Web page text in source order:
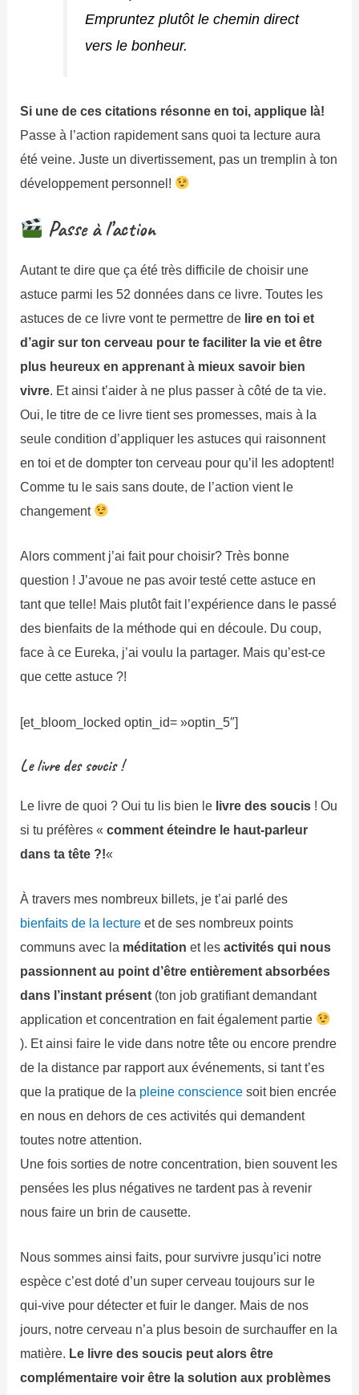
Empruntez plutôt le chemin direct
vers le bonheur.
Si une de ces citations résonne en toi, applique là!
Passe à l’action rapidement sans quoi ta lecture aura
été veine. Juste un divertissement, pas un tremplin à ton
développement personnel!
Passe à l’action
Autant te dire que ça été très difficile de choisir une
astuce parmi les 52 données dans ce livre. Toutes les
astuces de ce livre vont te permettre de lire en toi et
d’agir sur ton cerveau pour te faciliter la vie et être
plus heureux en apprenant à mieux savoir bien
vivre. Et ainsi t’aider à ne plus passer à côté de ta vie.
Oui, le titre de ce livre tient ses promesses, mais à la
seule condition d’appliquer les astuces qui raisonnent
en toi et de dompter ton cerveau pour qu’il les adoptent!
Comme tu le sais sans doute, de l’action vient le
changement
Alors comment j’ai fait pour choisir? Très bonne
question ! J’avoue ne pas avoir testé cette astuce en
tant que telle! Mais plutôt fait l’expérience dans le passé
des bienfaits de la méthode qui en découle. Du coup,
face à ce Eureka, j’ai voulu la partager. Mais qu’est-ce
que cette astuce ?!
[et_bloom_locked optin_id= »optin_5″]
Le livre des soucis !
Le livre de quoi ? Oui tu lis bien le livre des soucis ! Ou
si tu préfères «comment éteindre le haut-parleur
dans ta tête ?!«
À travers mes nombreux billets, je t’ai parlé des
bienfaits de la lecture et de ses nombreux points
communs avec la méditationet lesactivités qui nous
passionnent au point d’être entièrement absorbées
dans l’instant présent (ton job gratifiant demandant
application et concentration en fait également partie
). Et ainsi faire le vide dans notre tête ou encore prendre
de la distance par rapport aux événements, si tant t’es
que la pratique de la pleine conscience soit bien encrée
en nous en dehors de ces activités qui demandent
toutes notre attention.
Une fois sorties de notre concentration, bien souvent les
pensées les plus négatives ne tardent pas à revenir
nous faire un brin de causette.
Nous sommes ainsi faits, pour survivre jusqu’ici notre
espèce c’est doté d’un super cerveau toujours sur le
qui-vive pour détecter et fuir le danger. Mais de nos
jours, notre cerveau n’a plus besoin de surchauffer en la
matière. Le livre des soucis peut alors être
complémentaire voir être la solution aux problèmes